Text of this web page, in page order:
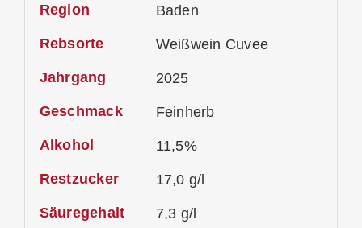
Region Baden
Rebsorte Weißwein Cuvee
Jahrgang 2025
Geschmack Feinherb
Alkohol 11,5%
Restzucker 17,0 g/l
Säuregehalt 7,3 g/l